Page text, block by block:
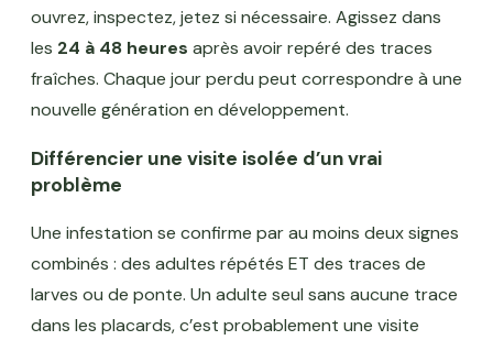
ouvrez, inspectez, jetez si nécessaire. Agissez dans
les 24 à 48 heures après avoir repéré des traces
fraîches. Chaque jour perdu peut correspondre à une
nouvelle génération en développement.
Différencier une visite isolée d’un vrai
problème
Une infestation se confirme par au moins deux signes
combinés : des adultes répétés ET des traces de
larves ou de ponte. Un adulte seul sans aucune trace
dans les placards, c’est probablement une visite